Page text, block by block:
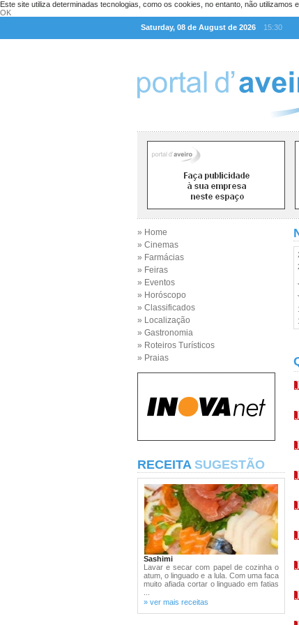
Este site utiliza determinadas tecnologias, como os cookies, no entanto, não
OK
Saturday, 08 de August de 2026
15:30
» Home
» Cinemas
» Farmácias
» Feiras
» Eventos
» Horóscopo
» Classificados
» Localização
» Gastronomia
» Roteiros Turísticos
» Praias
RECEITA SUGESTÃO
Sashimi
Lavar e secar com papel de cozinha o
atum, o linguado e a lula. Com uma faca
muito afiada cortar o linguado em fatias
» ver mais receitas